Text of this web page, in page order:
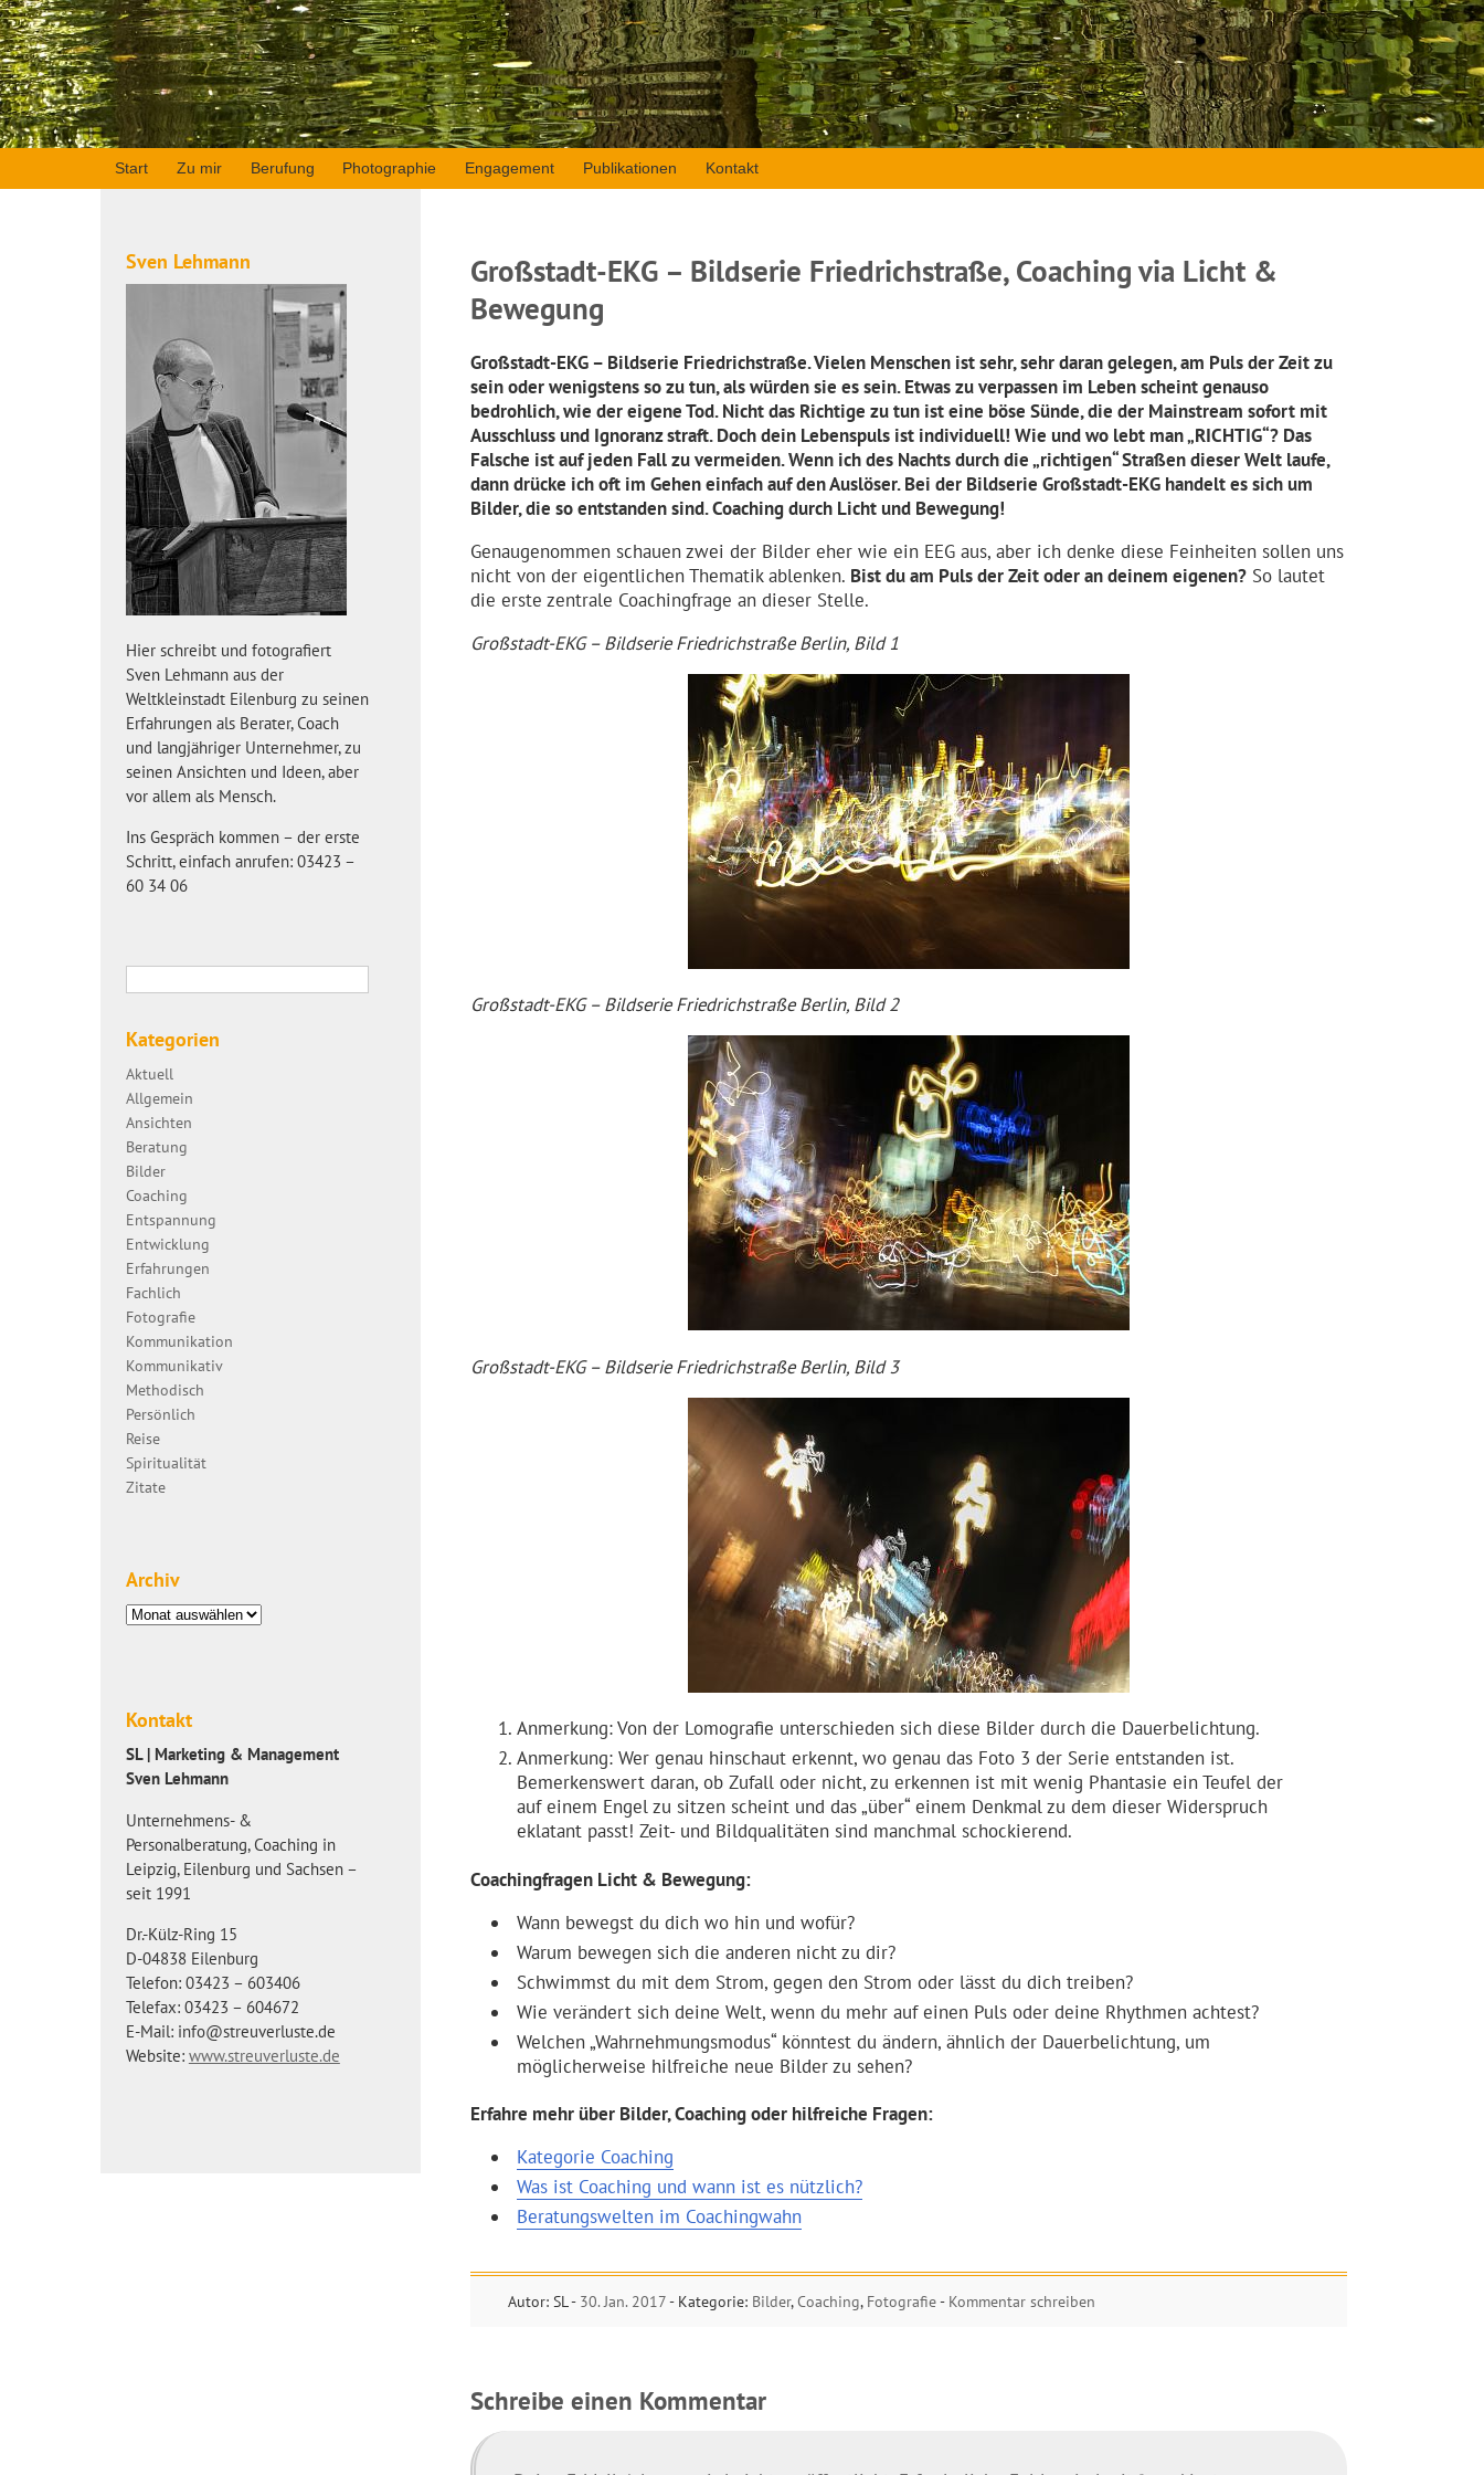
Start Zu mir Berufung Photographie Engagement Publikationen Kontakt
Großstadt-EKG – Bildserie Friedrichstraße, Coaching via Licht &
Bewegung
Großstadt-EKG – Bildserie Friedrichstraße. Vielen Menschen ist sehr, sehr daran gelegen, am Puls der Zeit zu
sein oder wenigstens so zu tun, als würden sie es sein. Etwas zu verpassen im Leben scheint genauso
bedrohlich, wie der eigene Tod. Nicht das Richtige zu tun ist eine böse Sünde, die der Mainstream sofort mit
Ausschluss und Ignoranz straft. Doch dein Lebenspuls ist individuell! Wie und wo lebt man „RICHTIG“? Das
Falsche ist auf jeden Fall zu vermeiden. Wenn ich des Nachts durch die „richtigen“ Straßen dieser Welt laufe,
dann drücke ich oft im Gehen einfach auf den Auslöser. Bei der Bildserie Großstadt-EKG handelt es sich um
Bilder, die so entstanden sind. Coaching durch Licht und Bewegung!
Genaugenommen schauen zwei der Bilder eher wie ein EEGaus, aber ich denke diese Feinheiten sollen uns
nicht von der eigentlichen Thematik ablenken. Bist du am Puls der Zeit oder an deinem eigenen? So lautet
die erste zentrale Coachingfrage an dieser Stelle.
Großstadt-EKG – Bildserie Friedrichstraße Berlin, Bild 1
Großstadt-EKG – Bildserie Friedrichstraße Berlin, Bild 2
Großstadt-EKG – Bildserie Friedrichstraße Berlin, Bild 3
Anmerkung: Von der Lomografie unterschieden sich diese Bilder durch die Dauerbelichtung.
Anmerkung: Wer genau hinschaut erkennt, wo genau das Foto 3 der Serie entstanden ist.
Bemerkenswert daran, ob Zufall oder nicht, zu erkennen ist mit wenig Phantasie ein Teufel der
auf einem Engel zu sitzen scheint und das „über“ einem Denkmal zu dem dieser Widerspruch
eklatant passt! Zeit- und Bildqualitäten sind manchmal schockierend.
Coachingfragen Licht & Bewegung:
Wann bewegst du dich wo hin und wofür?
Warum bewegen sich die anderen nicht zu dir?
Schwimmst du mit dem Strom, gegen den Strom oder lässt du dich treiben?
Wie verändert sich deine Welt, wenn du mehr auf einen Puls oder deine Rhythmen achtest?
Welchen „Wahrnehmungsmodus“ könntest du ändern, ähnlich der Dauerbelichtung, um
möglicherweise hilfreiche neue Bilder zu sehen?
Erfahre mehr über Bilder, Coaching oder hilfreiche Fragen:
Kategorie Coaching
Was ist Coaching und wann ist es nützlich?
Beratungswelten im Coachingwahn
Autor: SL - 30. Jan. 2017- Kategorie: Bilder,Coaching, Fotografie- Kommentar schreiben
Schreibe einen Kommentar
Sven Lehmann
Hier schreibt und fotografiert
Sven Lehmann aus der
Weltkleinstadt Eilenburg zu seinen
Erfahrungen als Berater, Coach
und langjähriger Unternehmer, zu
seinen Ansichten und Ideen, aber
vor allem als Mensch.
Ins Gespräch kommen – der erste
Schritt, einfach anrufen: 03423 –
60 34 06
Kategorien
Aktuell
Allgemein
Ansichten
Beratung
Bilder
Coaching
Entspannung
Entwicklung
Erfahrungen
Fachlich
Fotografie
Kommunikation
Kommunikativ
Methodisch
Persönlich
Reise
Spiritualität
Zitate
Archiv
Archiv
Kontakt
SL | Marketing & Management
Sven Lehmann
Unternehmens- &
Personalberatung, Coaching in
Leipzig, Eilenburg und Sachsen –
seit 1991
Dr.-Külz-Ring 15
D-04838 Eilenburg
Telefon: 03423 – 603406
Telefax: 03423 – 604672
E-Mail: info@streuverluste.de
Website: www.streuverluste.de